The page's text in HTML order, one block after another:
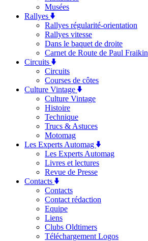
Musées
Rallyes
Rallyes régularité-orientation
Rallyes vitesse
Dans le baquet de droite
Carnet de Route de Paul Fraikin
Circuits
Circuits
Courses de côtes
Culture Vintage
Culture Vintage
Histoire
Technique
Trucs & Astuces
Motomag
Les Experts Automag
Les Experts Automag
Livres et lectures
Revue de Presse
Contacts
Contacts
Contact rédaction
Equipe
Liens
Clubs Oldtimers
Téléchargement Logos